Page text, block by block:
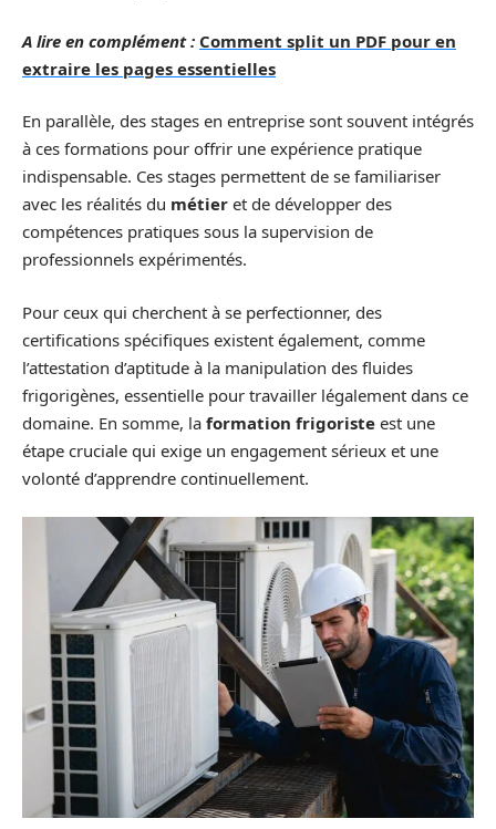
A lire en complément : Comment split un PDF pour en
extraire les pages essentielles
En parallèle, des stages en entreprise sont souvent intégrés
à ces formations pour offrir une expérience pratique
indispensable. Ces stages permettent de se familiariser
avec les réalités du métier et de développer des
compétences pratiques sous la supervision de
professionnels expérimentés.
Pour ceux qui cherchent à se perfectionner, des
certifications spécifiques existent également, comme
l’attestation d’aptitude à la manipulation des fluides
frigorigènes, essentielle pour travailler légalement dans ce
domaine. En somme, la formation frigoriste est une
étape cruciale qui exige un engagement sérieux et une
volonté d’apprendre continuellement.